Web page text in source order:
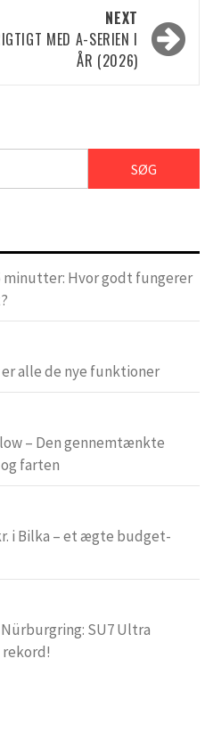
NEXT
MED A-SERIEN I
ÅR (2026)
Hvor godt fungerer
alle de nye funktioner
– Den gennemtænkte
farten
i Bilka – et ægte budget-
SU7 Ultra
rekord!